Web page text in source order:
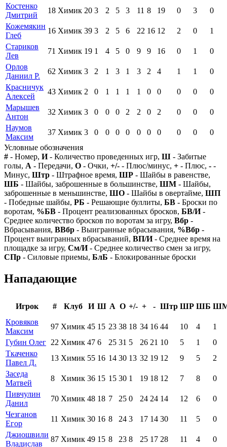
Костенко
Дмитрий
18 Химик 20 3 2 5 3 11 8 19 0 3
0
Кожемякин
Глеб
16 Химик 39 3 2 5 6 22 16 12 2 0
1
Стариков
Лев
71 Химик 19 1 4 5 0 9 9 16 0 1
0
Орлов
Даниил Р.
62 Химик 3 2 1 3 1 3 2 4 1 1
0
Красничук
Алексей
43 Химик 2 0 1 1 1 1 0 0 0 0
0
Марышев
Антон
32 Химик 3 0 0 0 2 2 0 2 0 0
0
Наумов
Максим
37 Химик 3 0 0 0 0 0 0 0 0 0
0
Условные обозначения
# - Номер, И- Количество проведенных игр, Ш - Забитые
голы, А - Передачи, О - Очки, +/- - Плюс/минус, + - Плюс, - -
Минус, Штр - Штрафное время, ШР - Шайбы в равенстве,
ШБ - Шайбы, заброшенные в большинстве, ШМ - Шайбы,
заброшенные в меньшинстве, ШО - Шайбы в овертайме, ШП
- Победные шайбы, РБ - Решающие буллиты, БВ - Броски по
воротам, %БВ - Процент реализованных бросков, БВ/И-
Среднее количество бросков по воротам за игру, Вбр -
Вбрасывания, ВВбр - Выигранные вбрасывания, %Вбр -
Процент выигранных вбрасываний, ВП/И- Среднее время на
площадке за игру, См/И- Среднее количество смен за игру,
СПр - Силовые приемы, БлБ - Блокированные броски
Нападающие
Игрок # Клуб И Ш А О +/- + - Штр ШР ШБ
Кровяков
Максим
97 Химик 45 15 23 38 18 34 16 44 10 4
1
Губин Олег 22 Химик 47 6 25 31 5 26 21 10 5 1
0
Ткаченко
Павел Д.
13 Химик 55 16 14 30 13 32 19 12 9 5
2
Заседа
Матвей
8 Химик 36 15 15 30 1 19 18 12 7 8
0
Пивчулин
Данил
70 Химик 48 18 7 25 0 24 24 14 12 6
0
Чезганов
Егор
11 Химик 30 16 8 24 3 17 14 30 11 5
0
Джиошвили
Владислав
87 Химик 49 15 8 23 8 25 17 28 11 4 0